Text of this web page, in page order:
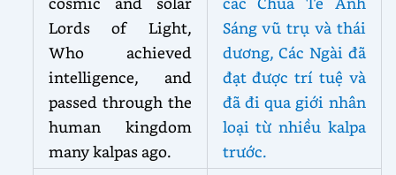
Lords of Light,
Who achieved
intelligence, and
passed through the
human kingdom
many kalpas ago.
Sáng vũ trụ và thái
dương, Các Ngài đã
đạt được trí tuệ và
đã đi qua giới nhân
loại từ nhiều kalpa
trước.